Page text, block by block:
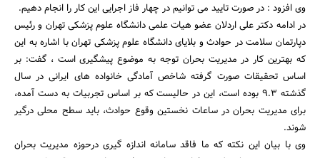
وی افزود : در صورت تایید می توانیم در چهار فاز اجرایی این کار را انجام دهیم.
در ادامه دکتر علی اردلان عضو هیات علمی دانشگاه علوم پزشکی تهران و رئیس
دپارتمان سلامت در حوادث و بلایای دانشگاه علوم پزشکی تهران با اشاره به این
که بهترین کار در مدیریت بحران توجه به موضوع پیشگیری است ، گفت: بر
اساس تحقیقات صورت گرفته شاخص آمادگی خانواده های ایرانی در سال
گذشته 9.3 بوده است، این در حالیست که بر اساس تجربیات به دست آمده،
برای مدیریت بحران در ساعات نخستین وقوع حوادث، باید سطح محلی درگیر
شوند.
وی با بیان این نکته که ما فاقد سامانه اندازه گیری درحوزه مدیریت بحران